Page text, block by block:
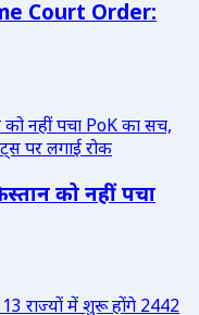
Court Order:
को नहीं पचा